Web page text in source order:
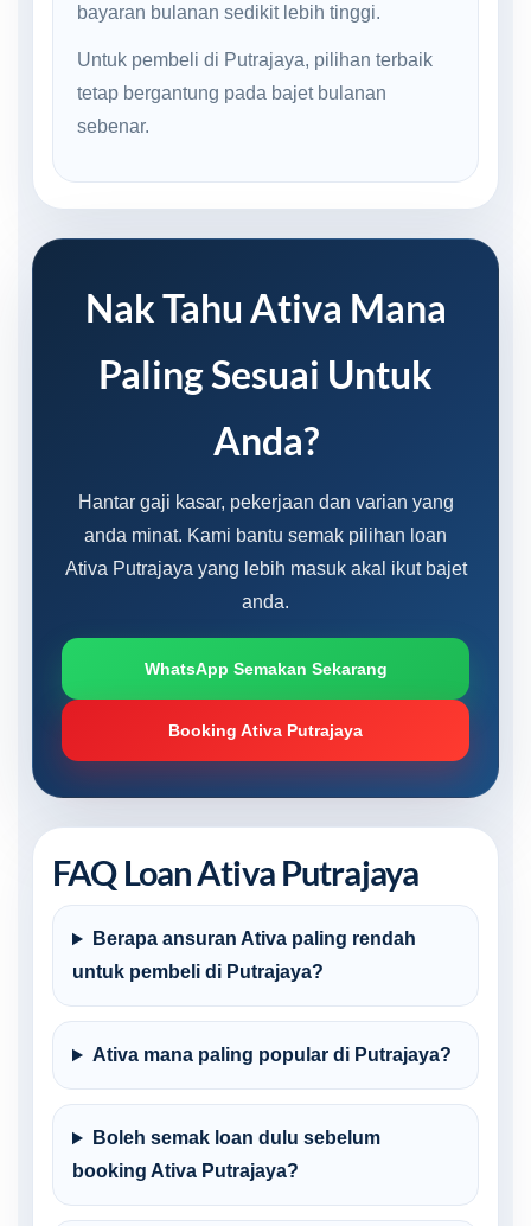
bayaran bulanan sedikit lebih tinggi.
Untuk pembeli di Putrajaya, pilihan terbaik
tetap bergantung pada bajet bulanan
sebenar.
Nak Tahu Ativa Mana
Paling Sesuai Untuk
Anda?
Hantar gaji kasar, pekerjaan dan varian yang
anda minat. Kami bantu semak pilihan loan
Ativa Putrajaya yang lebih masuk akal ikut bajet
anda.
WhatsApp Semakan Sekarang
Booking Ativa Putrajaya
FAQ Loan Ativa Putrajaya
Berapa ansuran Ativa paling rendah
untuk pembeli di Putrajaya?
Ativa mana paling popular di Putrajaya?
Boleh semak loan dulu sebelum
booking Ativa Putrajaya?